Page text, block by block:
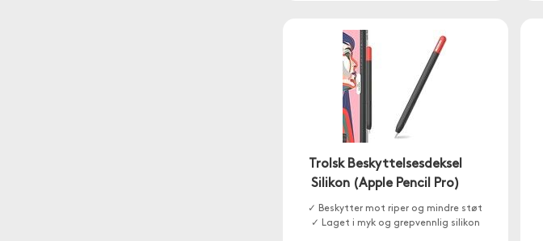
Trolsk Beskyttelsesdeksel
Silikon (Apple Pencil Pro)
✓ Beskytter mot riper og mindre støt
✓ Laget i myk og grepvennlig silikon